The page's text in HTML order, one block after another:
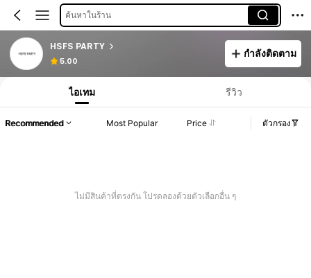
ค้นหาในร้าน
HSFS PARTY
5.00
กำลังติดตาม
ไอเทม รีวิว
Recommended Most Popular Price ตัวกรอง
ไม่มีสินค้าที่ตรงกัน โปรดลองด้วยตัวเลือกอื่น ๆ